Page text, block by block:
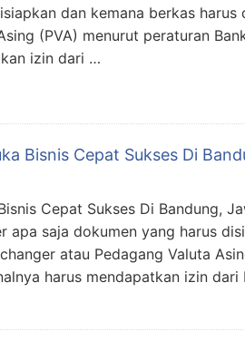
dan kemana berkas harus
(PVA) menurut peraturan
izin dari …
Bisnis Cepat Sukses Di
Cepat Sukses Di Bandung,
apa saja dokumen yang harus
atau Pedagang Valuta
harus mendapatkan izin dari